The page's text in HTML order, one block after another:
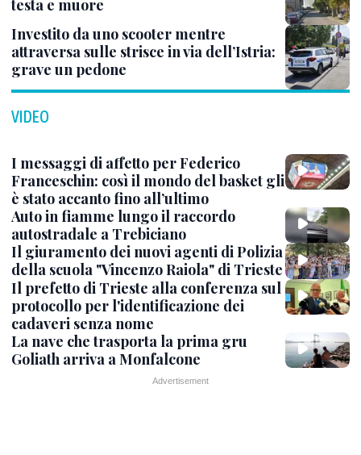
testa e muore
Investito da uno scooter mentre
attraversa sulle strisce in via dell’Istria:
grave un pedone
VIDEO
I messaggi di affetto per Federico
Franceschin: così il mondo del basket gli
è stato accanto fino all’ultimo
Auto in fiamme lungo il raccordo
autostradale a Trebiciano
Il giuramento dei nuovi agenti di Polizia
della scuola "Vincenzo Raiola" di Trieste
Il prefetto di Trieste alla conferenza sul
protocollo per l'identificazione dei
cadaveri senza nome
La nave che trasporta la prima gru
Goliath arriva a Monfalcone